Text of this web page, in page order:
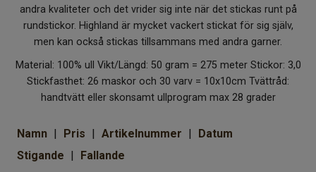
Om Kaki
andra kvaliteter och det vrider sig inte när det stickas runt på
rundstickor. Highland är mycket vackert stickat för sig själv,
men kan också stickas tillsammans med andra garner.
Material: 100% ull Vikt/Längd: 50 gram = 275 meter Stickor: 3,0
Stickfasthet: 26 maskor och 30 varv = 10x10cm Tvättråd:
handtvätt eller skonsamt ullprogram max 28 grader
Namn Pris Artikelnummer
Datum
Stigande
Fallande